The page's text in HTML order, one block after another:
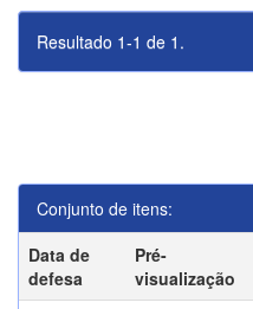
Resultado 1-1 de 1.
Conjunto de itens:
Data de
defesa
Pré-
visualização